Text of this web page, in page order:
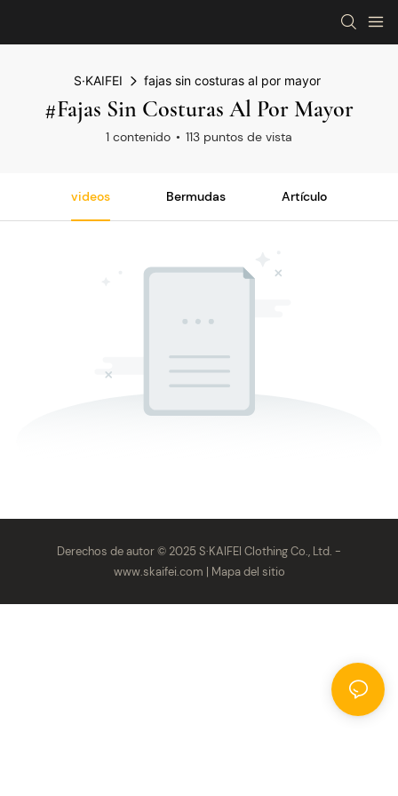
S·KAIFEI fajas sin costuras al por mayor
#fajas Sin Costuras Al Por Mayor
1 contenido 113 puntos de vista
videos Bermudas Artículo
Derechos de autor © 2025 S·KAIFEI Clothing Co., Ltd. -
www.skaifei.com | Mapa del sitio